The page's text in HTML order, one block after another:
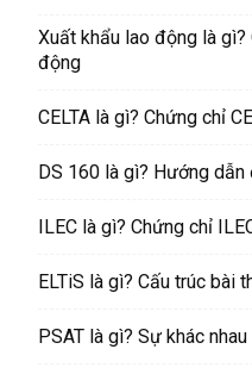
Xuất khẩu lao động là
động
CELTA là gì? Chứng chỉ
DS 160 là gì? Hướng
ILEC là gì? Chứng chỉ
ELTiS là gì? Cấu trúc bài
PSAT là gì? Sự khác